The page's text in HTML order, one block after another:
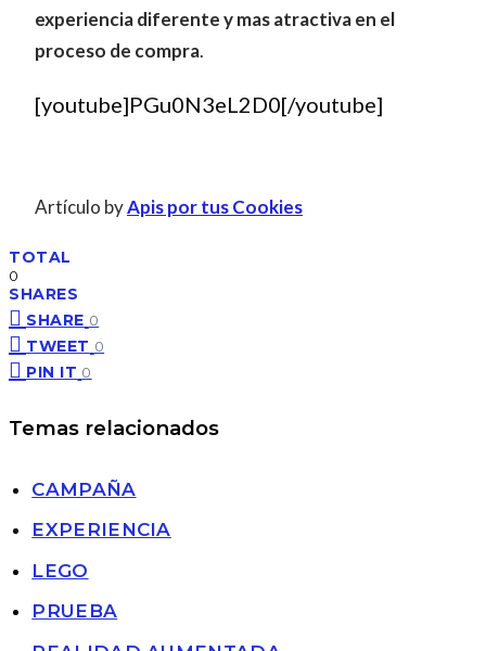
experiencia diferente y mas atractiva en el
proceso de compra.
[youtube]PGu0N3eL2D0[/youtube]
Artículo byApis por tus Cookies
TOTAL
0
SHARES
SHARE 0
TWEET 0
PIN IT 0
Temas relacionados
CAMPAÑA
EXPERIENCIA
LEGO
PRUEBA